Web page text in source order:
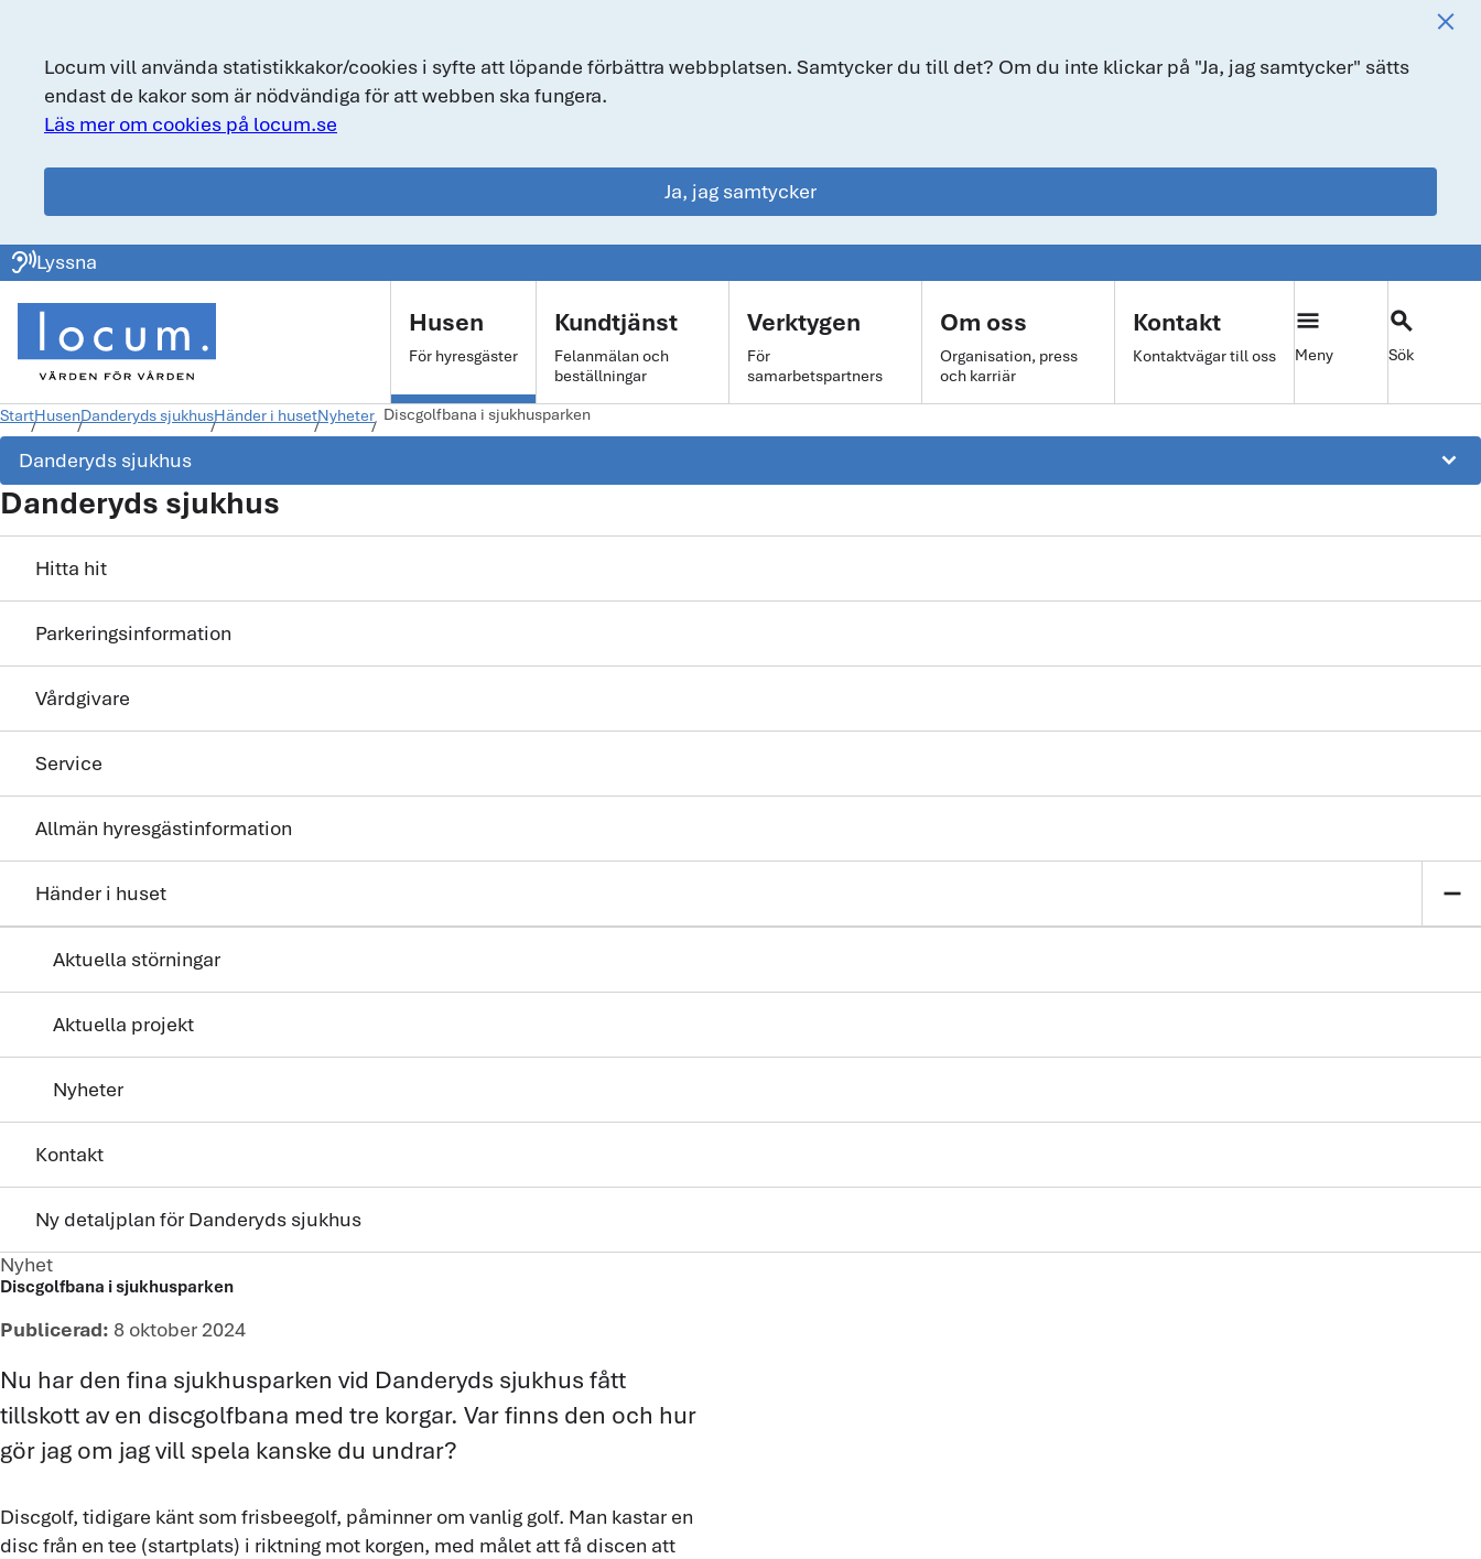
Locum vill använda statistikkakor/cookies i syfte att löpande förbättra webbplatsen. Samtycker du till det? Om du inte klickar på "Ja, jag samtycker" sätts
endast de kakor som är nödvändiga för att webben ska fungera.
Läs mer om cookies på locum.se
Ja, jag samtycker
locum.se
ear_soundLyssna
Husen
För hyresgäster
Kundtjänst
Felanmälan och
beställningar
Verktygen
För
samarbetspartners
Om oss
Organisation, press
och karriär
Kontakt
Kontaktvägar till oss
menu
Meny
search
Sök
StartHusenDanderyds sjukhusHänder i husetNyheter Discgolfbana i sjukhusparken
Danderyds sjukhus keyboard_arrow_down
Danderyds sjukhus
Hitta hit
Parkeringsinformation
Vårdgivare
Service
Allmän hyresgästinformation
Händer i huset remove
Aktuella störningar
Aktuella projekt
Nyheter
Kontakt
Ny detaljplan för Danderyds sjukhus
Nyhet
Discgolfbana i sjukhusparken
Publicerad: 8 oktober 2024
Nu har den fina sjukhusparken vid Danderyds sjukhus fått
tillskott av en discgolfbana med tre korgar. Var finns den och hur
gör jag om jag vill spela kanske du undrar?
Discgolf, tidigare känt som frisbeegolf, påminner om vanlig golf. Man kastar en
disc från en tee (startplats) i riktning mot korgen, med målet att få discen att